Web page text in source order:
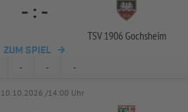
- : -
TSV 1906 Gochsheim
ZUM SPIEL
- - -
10.10.2026 /14:00 Uhr